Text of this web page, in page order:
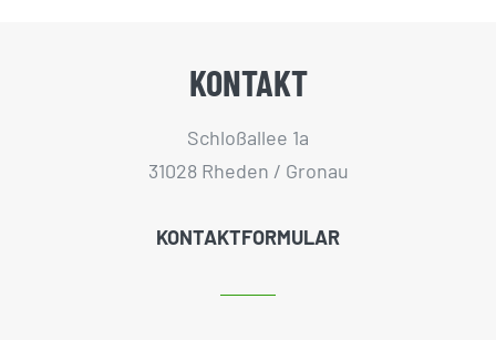
KONTAKT
Schloßallee 1a
31028 Rheden / Gronau
KONTAKTFORMULAR